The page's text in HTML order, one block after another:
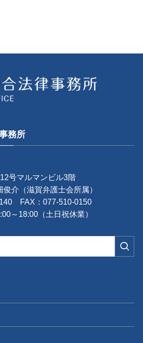
務所
号マルマンビル3階
介（滋賀弁護士会所属）
FAX：077-510-0150
～18:00（土日祝休業）